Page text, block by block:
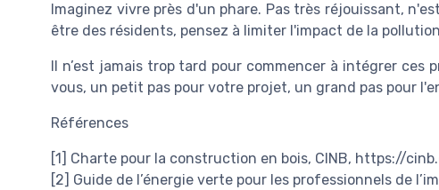
Imaginez vivre près d'un phare. Pas très réjouissant,
être des résidents, pensez à limiter l'impact de la
Il n’est jamais trop tard pour commencer à intégrer
vous, un petit pas pour votre projet, un grand pas pour
Références
[1] Charte pour la construction en bois, CINB, https://
[2] Guide de l’énergie verte pour les professionnels de